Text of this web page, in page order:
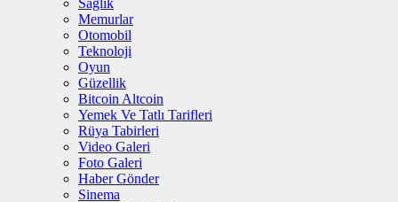
Sağlık
Memurlar
Otomobil
Teknoloji
Oyun
Güzellik
Bitcoin Altcoin
Yemek Ve Tatlı Tarifleri
Rüya Tabirleri
Video Galeri
Foto Galeri
Haber Gönder
Sinema